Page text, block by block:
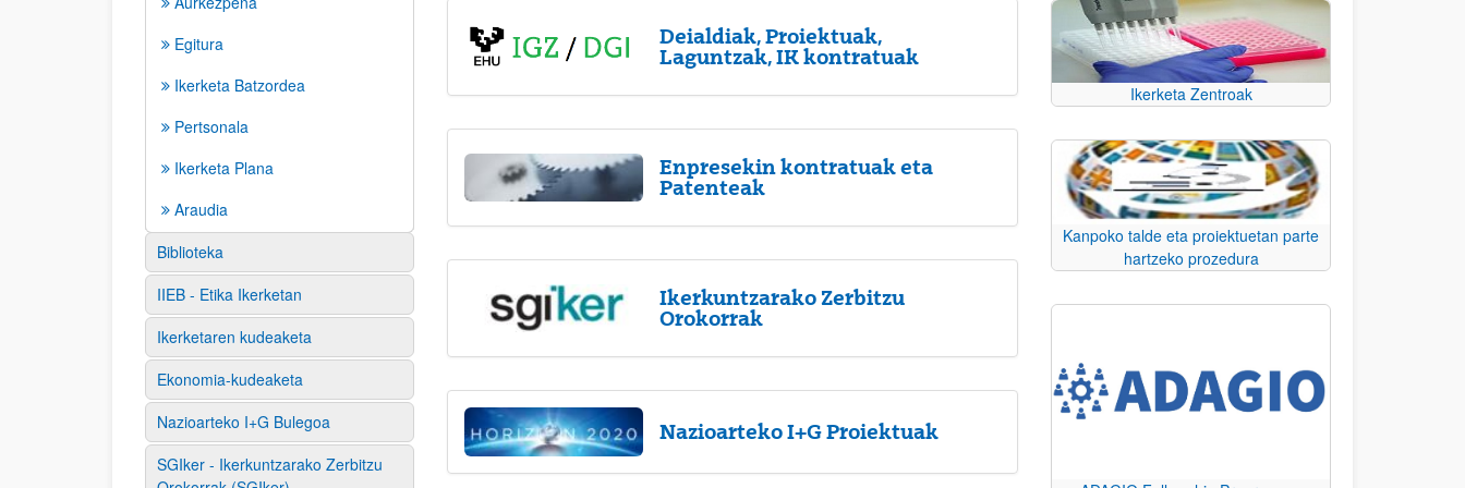
Egitura
Ikerketa Batzordea
Pertsonala
Ikerketa Plana
Araudia
Biblioteka
IIEB - Etika Ikerketan
Ikerketaren kudeaketa
Ekonomia-kudeaketa
Nazioarteko I+G Bulegoa
SGIker - Ikerkuntzarako Zerbitzu
Deialdiak, Proiektuak,
Laguntzak, IK kontratuak
Enpresekin kontratuak eta
Patenteak
Ikerkuntzarako Zerbitzu
Orokorrak
Nazioarteko I+G Proiektuak
Ikerketa Zentroak
Kanpoko talde eta proiektuetan parte
hartzeko prozedura